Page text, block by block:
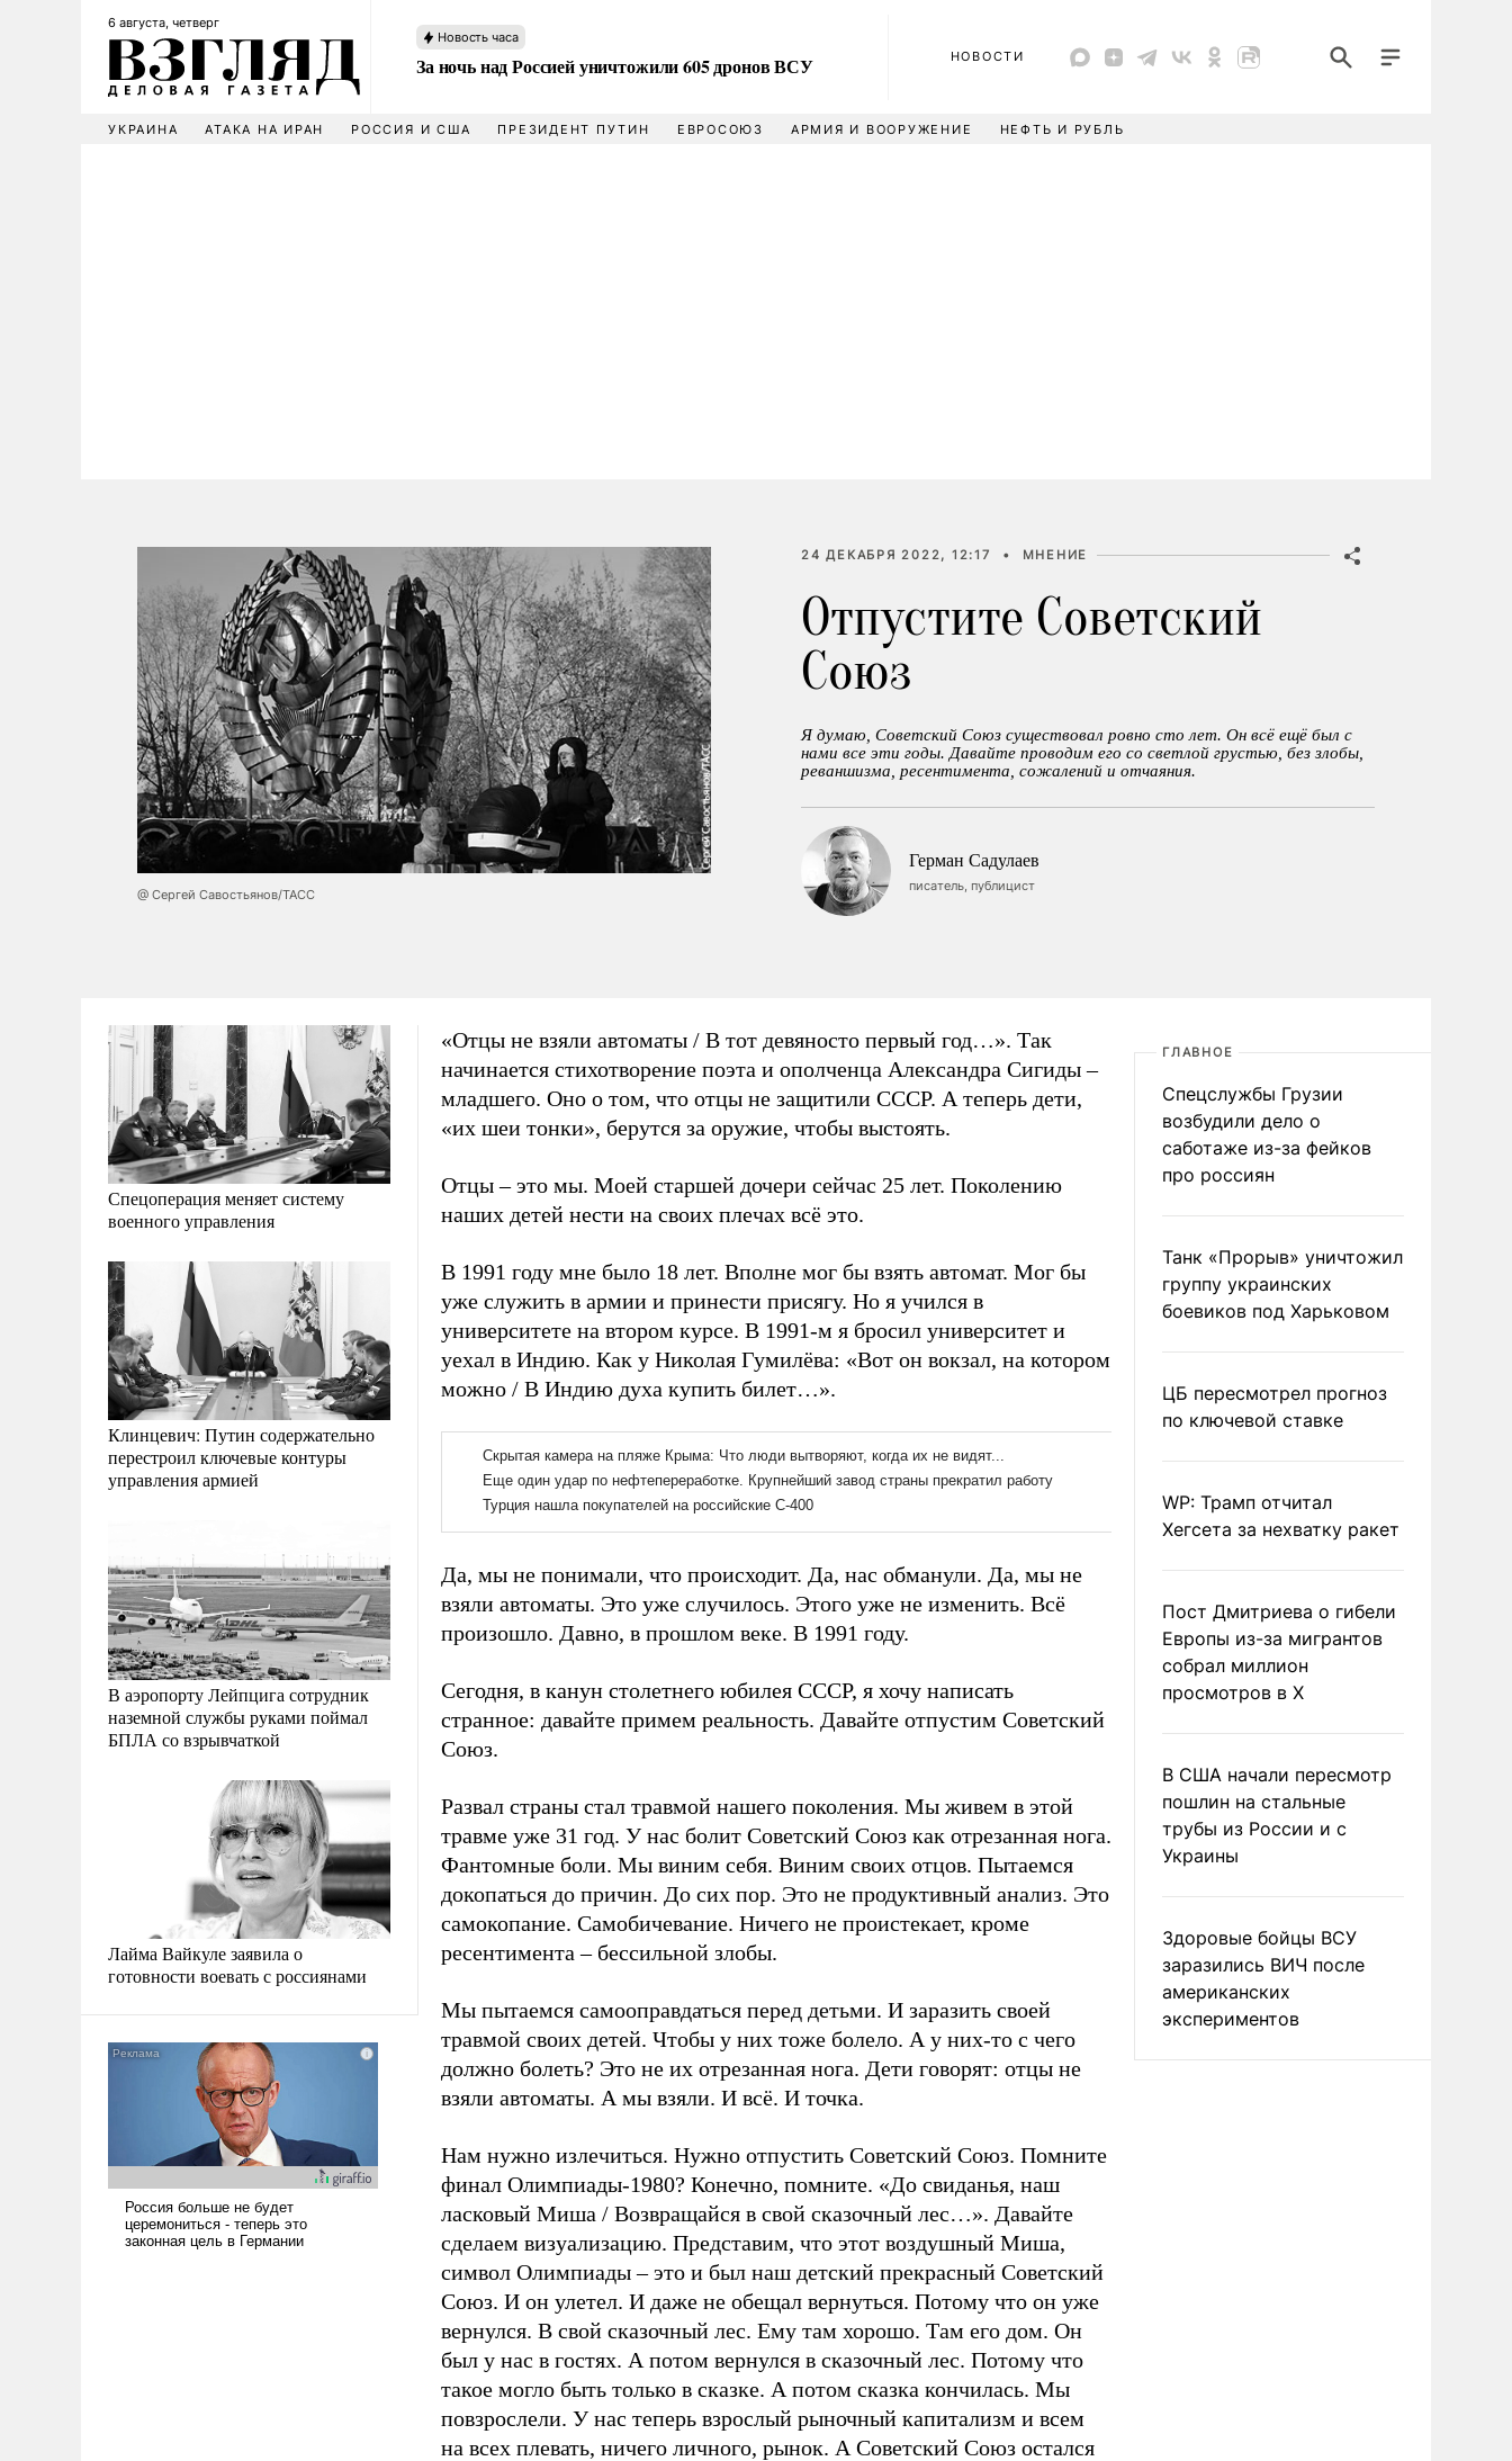
6 августа, четверг
Новость часа
За ночь над Россией уничтожили 605 дронов ВСУ НОВОСТИ
УКРАИНА АТАКА НА ИРАН РОССИЯ И США ПРЕЗИДЕНТ ПУТИН ЕВРОСОЮЗ АРМИЯ И ВООРУЖЕНИЕ НЕФТЬ И РУБЛЬ
@ Сергей Савостьянов/ТАСС
24 ДЕКАБРЯ 2022, 12:17 • МНЕНИЕ
Отпустите Советский
Союз
Я думаю, Советский Союз существовал ровно сто лет. Он всё ещё был с
нами все эти годы. Давайте проводим его со светлой грустью, без злобы,
реваншизма, ресентимента, сожалений и отчаяния.
Герман Садулаев
писатель, публицист
Спецоперация меняет систему
военного управления
Клинцевич: Путин содержательно
перестроил ключевые контуры
управления армией
В аэропорту Лейпцига сотрудник
наземной службы руками поймал
БПЛА со взрывчаткой
Лайма Вайкуле заявила о
готовности воевать с россиянами
«Отцы не взяли автоматы / В тот девяносто первый год…». Так
начинается стихотворение поэта и ополченца Александра Сигиды –
младшего. Оно о том, что отцы не защитили СССР. А теперь дети,
«их шеи тонки», берутся за оружие, чтобы выстоять.
Отцы – это мы. Моей старшей дочери сейчас 25 лет. Поколению
наших детей нести на своих плечах всё это.
В 1991 году мне было 18 лет. Вполне мог бы взять автомат. Мог бы
уже служить в армии и принести присягу. Но я учился в
университете на втором курсе. В 1991-м я бросил университет и
уехал в Индию. Как у Николая Гумилёва: «Вот он вокзал, на котором
можно / В Индию духа купить билет…».
Да, мы не понимали, что происходит. Да, нас обманули. Да, мы не
взяли автоматы. Это уже случилось. Этого уже не изменить. Всё
произошло. Давно, в прошлом веке. В 1991 году.
Сегодня, в канун столетнего юбилея СССР, я хочу написать
странное: давайте примем реальность. Давайте отпустим Советский
Союз.
Развал страны стал травмой нашего поколения. Мы живем в этой
травме уже 31 год. У нас болит Советский Союз как отрезанная нога.
Фантомные боли. Мы виним себя. Виним своих отцов. Пытаемся
докопаться до причин. До сих пор. Это не продуктивный анализ. Это
самокопание. Самобичевание. Ничего не проистекает, кроме
ресентимента – бессильной злобы.
Мы пытаемся самооправдаться перед детьми. И заразить своей
травмой своих детей. Чтобы у них тоже болело. А у них-то с чего
должно болеть? Это не их отрезанная нога. Дети говорят: отцы не
взяли автоматы. А мы взяли. И всё. И точка.
Нам нужно излечиться. Нужно отпустить Советский Союз. Помните
финал Олимпиады-1980? Конечно, помните. «До свиданья, наш
ласковый Миша / Возвращайся в свой сказочный лес…». Давайте
сделаем визуализацию. Представим, что этот воздушный Миша,
символ Олимпиады – это и был наш детский прекрасный Советский
Союз. И он улетел. И даже не обещал вернуться. Потому что он уже
вернулся. В свой сказочный лес. Ему там хорошо. Там его дом. Он
был у нас в гостях. А потом вернулся в сказочный лес. Потому что
такое могло быть только в сказке. А потом сказка кончилась. Мы
повзрослели. У нас теперь взрослый рыночный капитализм и всем
на всех плевать, ничего личного, рынок. А Советский Союз остался
ГЛАВНОЕ
Спецслужбы Грузии
возбудили дело о
саботаже из-за фейков
про россиян
Танк «Прорыв» уничтожил
группу украинских
боевиков под Харьковом
ЦБ пересмотрел прогноз
по ключевой ставке
WP: Трамп отчитал
Хегсета за нехватку ракет
Пост Дмитриева о гибели
Европы из-за мигрантов
собрал миллион
просмотров в X
В США начали пересмотр
пошлин на стальные
трубы из России и с
Украины
Здоровые бойцы ВСУ
заразились ВИЧ после
американских
экспериментов